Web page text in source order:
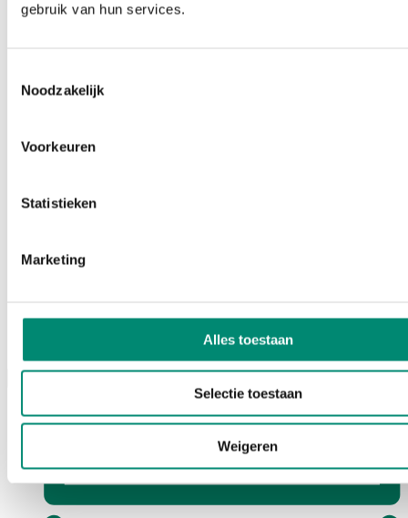
gebruik van hun services.
Noodzakelijk
Voorkeuren
Statistieken
Marketing
Alles toestaan
Selectie toestaan
Weigeren